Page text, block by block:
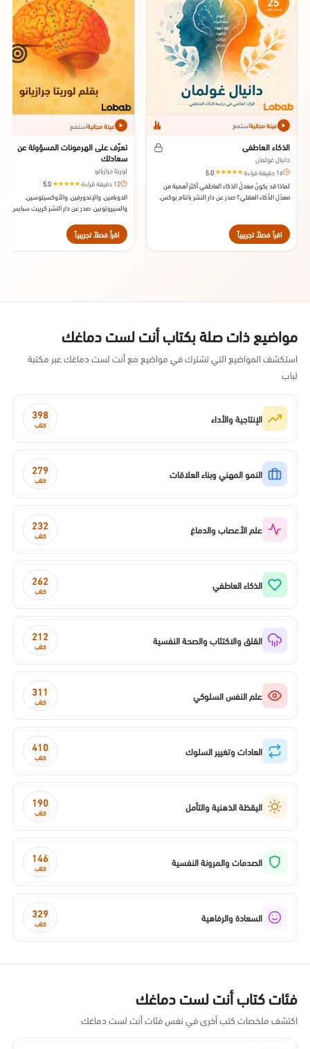
عينة مجانيةاستمع
الذكاء العاطفي
دانيال غولمان
16 دقيقة قراءة
·
5.0
لماذا قد يكونُ معدلُ الذكاء العاطفي أكثرَ أهمية من
معدّل الذّكاء العقلي؟ صدر عن دار النشر بانتام بوكس،
اقرأ فصلاً تجريبياً
عينة مجانيةاستمع
تعرّف على الهرمونات المسؤولة عن
سعادتك
لوريتا جرازيانو
12 دقيقة قراءة
·
5.0
الدوبامين، والإندورفين، والأوكسيتوسين،
والسيروتونين. صدر عن دار النشر كرييت سبايس،
اقرأ فصلاً تجريبياً
مواضيع ذات صلة بكتاب أنت لست دماغك
استكشف المواضيع التي تشترك في مواضيع مع أنت لست دماغك عبر مكتبة
لباب
الإنتاجية والأداء 398
كتاب
النمو المهني وبناء العلاقات 279
كتاب
علم الأعصاب والدماغ 232
كتاب
الذكاء العاطفي 262
كتاب
القلق والاكتئاب والصحة النفسية 212
كتاب
علم النفس السلوكي 311
كتاب
العادات وتغيير السلوك 410
كتاب
اليقظة الذهنية والتأمل 190
كتاب
الصدمات والمرونة النفسية 146
كتاب
السعادة والرفاهية 329
كتاب
فئات كتاب أنت لست دماغك
اكتشف ملخصات كتب أخرى في نفس فئات أنت لست دماغك